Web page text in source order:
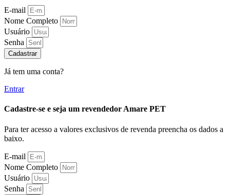
E-mail
Nome Completo
Usuário
Senha
Cadastrar
Já tem uma conta?
Entrar
Cadastre-se e seja um revendedor Amare PET
Para ter acesso a valores exclusivos de revenda preencha os dados a
baixo.
E-mail
Nome Completo
Usuário
Senha